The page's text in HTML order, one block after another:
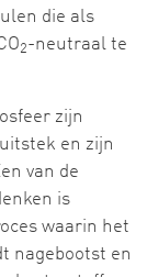
die als
2-neutraal te
zijn
en zijn
van de
is
waarin het
nagebootst en